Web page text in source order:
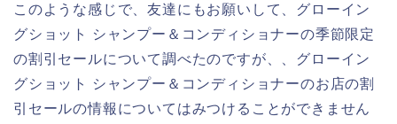
このような感じで、友達にもお願いして、グローイン
グショット シャンプー＆コンディショナーの季節限定
の割引セールについて調べたのですが、、グローイン
グショット シャンプー＆コンディショナーのお店の割
引セールの情報についてはみつけることができません